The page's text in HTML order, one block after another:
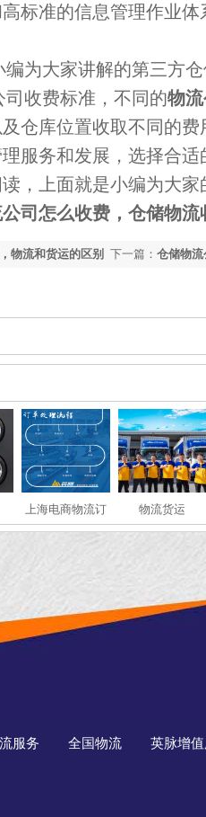
标准的信息管理作业体
大家讲解的第三方仓
收费标准，不同的物
仓库位置收取不同的
服务和发展，选择合
，上面就是小编为大
司怎么收费，仓储物
下一篇： 仓储物
物流和货运的区别
上海电商物流订
单处理
物流货运
服务 全国物流 英脉增